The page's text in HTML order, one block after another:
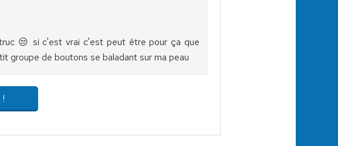
😒 si c'est vrai c'est peut être pour ça que
groupe de boutons se baladant sur ma peau